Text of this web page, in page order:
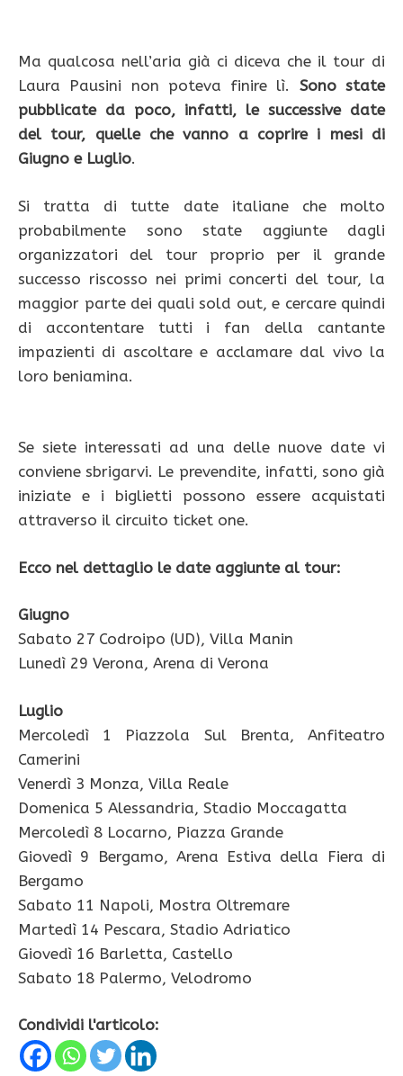
Ma qualcosa nell’aria già ci diceva che il tour di
Laura Pausini non poteva finire lì. Sono state
pubblicate da poco, infatti, le successive date
del tour, quelle che vanno a coprire i mesi di
Giugno e Luglio.
Si tratta di tutte date italiane che molto
probabilmente sono state aggiunte dagli
organizzatori del tour proprio per il grande
successo riscosso nei primi concerti del tour, la
maggior parte dei quali sold out, e cercare quindi
di accontentare tutti i fan della cantante
impazienti di ascoltare e acclamare dal vivo la
loro beniamina.
Se siete interessati ad una delle nuove date vi
conviene sbrigarvi. Le prevendite, infatti, sono già
iniziate e i biglietti possono essere acquistati
attraverso il circuito ticket one.
Ecco nel dettaglio le date aggiunte al tour:
Giugno
Sabato 27 Codroipo (UD), Villa Manin
Lunedì 29 Verona, Arena di Verona
Luglio
Mercoledì 1 Piazzola Sul Brenta, Anfiteatro
Camerini
Venerdì 3 Monza, Villa Reale
Domenica 5 Alessandria, Stadio Moccagatta
Mercoledì 8 Locarno, Piazza Grande
Giovedì 9 Bergamo, Arena Estiva della Fiera di
Bergamo
Sabato 11 Napoli, Mostra Oltremare
Martedì 14 Pescara, Stadio Adriatico
Giovedì 16 Barletta, Castello
Sabato 18 Palermo, Velodromo
Condividi l'articolo: